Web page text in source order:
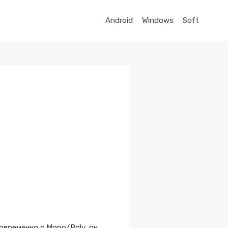
Android Windows Soft